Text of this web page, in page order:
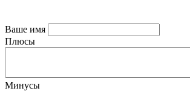
Ваше имя
Плюсы
Минусы